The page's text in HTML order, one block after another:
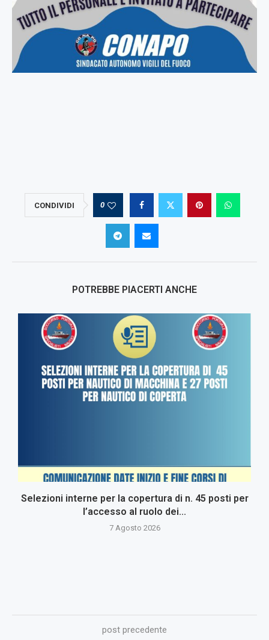
CONDIVIDI 0
POTREBBE PIACERTI ANCHE
Selezioni interne per la copertura di n. 45 posti per
l’accesso al ruolo dei...
7 Agosto 2026
post precedente